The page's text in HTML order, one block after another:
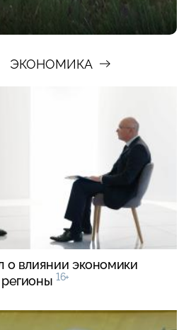
ЭКОНОМИКА
о влиянии экономики
16+